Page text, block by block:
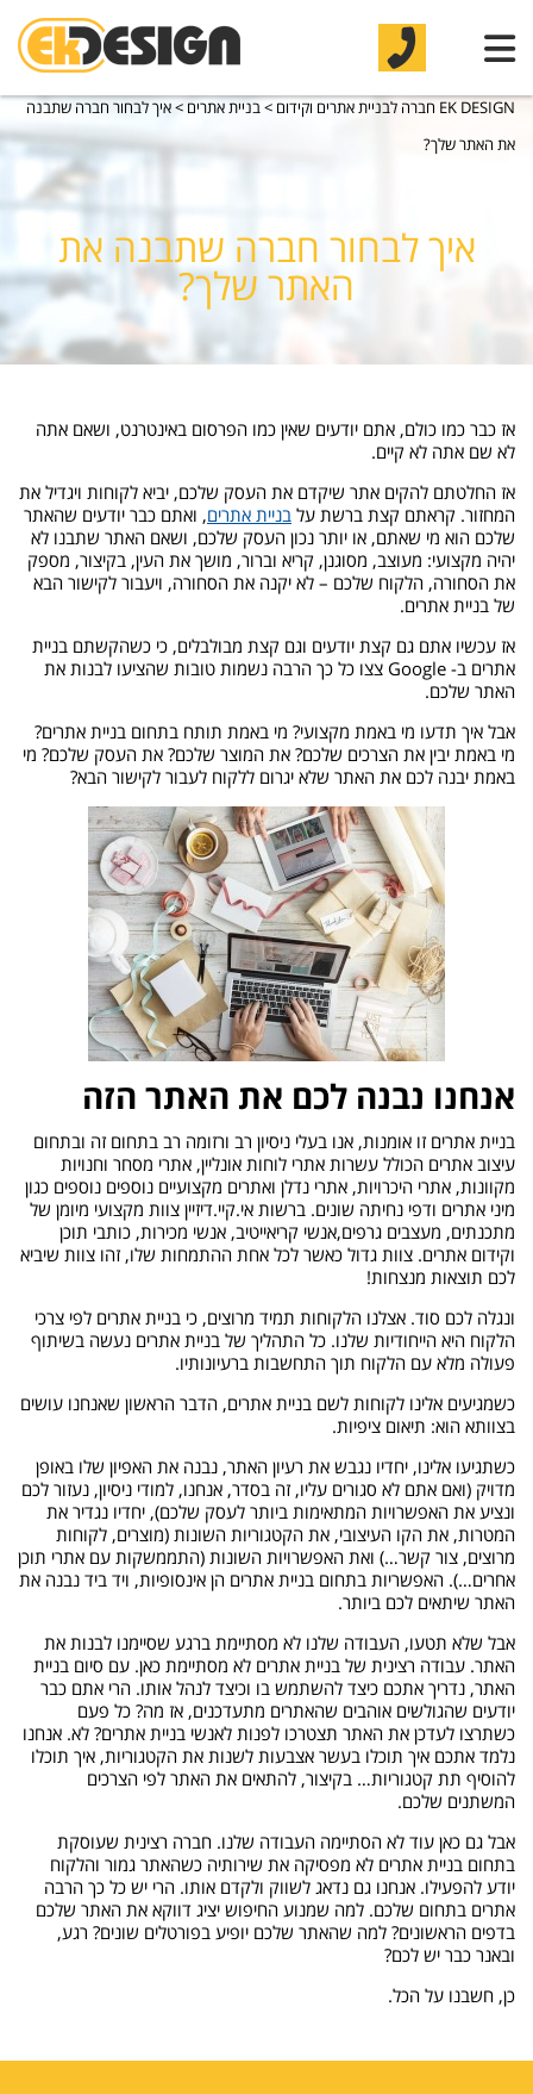
EK DESIGN חברה לבניית אתרים וקידום >בניית אתרים >איך לבחור חברה שתבנה
את האתר שלך?
איך לבחור חברה שתבנה את
האתר שלך?
אז כבר כמו כולם, אתם יודעים שאין כמו הפרסום באינטרנט, ושאם אתה
לא שם אתה לא קיים.
אז החלטתם להקים אתר שיקדם את העסק שלכם, יביא לקוחות ויגדיל את
המחזור. קראתם קצת ברשת על בניית אתרים, ואתם כבר יודעים שהאתר
שלכם הוא מי שאתם, או יותר נכון העסק שלכם, ושאם האתר שתבנו לא
יהיה מקצועי: מעוצב, מסוגנן, קריא וברור, מושך את העין, בקיצור, מספק
את הסחורה, הלקוח שלכם – לא יקנה את הסחורה, ויעבור לקישור הבא
של בניית אתרים.
אז עכשיו אתם גם קצת יודעים וגם קצת מבולבלים, כי כשהקשתם בניית
אתרים ב- Google צצו כל כך הרבה נשמות טובות שהציעו לבנות את
האתר שלכם.
אבל איך תדעו מי באמת מקצועי? מי באמת תותח בתחום בניית אתרים?
מי באמת יבין את הצרכים שלכם? את המוצר שלכם? את העסק שלכם? מי
באמת יבנה לכם את האתר שלא יגרום ללקוח לעבור לקישור הבא?
אנחנו נבנה לכם את האתר הזה
בניית אתרים זו אומנות, אנו בעלי ניסיון רב ורזומה רב בתחום זה ובתחום
עיצוב אתרים הכולל עשרות אתרי לוחות אונליין, אתרי מסחר וחנויות
מקוונות, אתרי היכרויות, אתרי נדלן ואתרים מקצועיים נוספים נוספים כגון
מיני אתרים ודפי נחיתה שונים. ברשות אי.קיי.דיזיין צוות מקצועי מיומן של
מתכנתים, מעצבים גרפים,אנשי קריאייטיב, אנשי מכירות, כותבי תוכן
וקידום אתרים. צוות גדול כאשר לכל אחת ההתמחות שלו, זהו צוות שיביא
לכם תוצאות מנצחות!
ונגלה לכם סוד. אצלנו הלקוחות תמיד מרוצים, כי בניית אתרים לפי צרכי
הלקוח היא הייחודיות שלנו. כל התהליך של בניית אתרים נעשה בשיתוף
פעולה מלא עם הלקוח תוך התחשבות ברעיונותיו.
כשמגיעים אלינו לקוחות לשם בניית אתרים, הדבר הראשון שאנחנו עושים
בצוותא הוא: תיאום ציפיות.
כשתגיעו אלינו, יחדיו נגבש את רעיון האתר, נבנה את האפיון שלו באופן
מדויק (ואם אתם לא סגורים עליו, זה בסדר, אנחנו, למודי ניסיון, נעזור לכם
ונציע את האפשרויות המתאימות ביותר לעסק שלכם), יחדיו נגדיר את
המטרות, את הקו העיצובי, את הקטגוריות השונות (מוצרים, לקוחות
מרוצים, צור קשר…) ואת האפשרויות השונות (התממשקות עם אתרי תוכן
אחרים…). האפשריות בתחום בניית אתרים הן אינסופיות, ויד ביד נבנה את
האתר שיתאים לכם ביותר.
אבל שלא תטעו, העבודה שלנו לא מסתיימת ברגע שסיימנו לבנות את
האתר. עבודה רצינית של בניית אתרים לא מסתיימת כאן. עם סיום בניית
האתר, נדריך אתכם כיצד להשתמש בו וכיצד לנהל אותו. הרי אתם כבר
יודעים שהגולשים אוהבים שהאתרים מתעדכנים, אז מה? כל פעם
כשתרצו לעדכן את האתר תצטרכו לפנות לאנשי בניית אתרים? לא. אנחנו
נלמד אתכם איך תוכלו בעשר אצבעות לשנות את הקטגוריות, איך תוכלו
להוסיף תת קטגוריות… בקיצור, להתאים את האתר לפי הצרכים
המשתנים שלכם.
אבל גם כאן עוד לא הסתיימה העבודה שלנו. חברה רצינית שעוסקת
בתחום בניית אתרים לא מפסיקה את שירותיה כשהאתר גמור והלקוח
יודע להפעילו. אנחנו גם נדאג לשווק ולקדם אותו. הרי יש כל כך הרבה
אתרים בתחום שלכם. למה שמנוע החיפוש יציג דווקא את האתר שלכם
בדפים הראשונים? למה שהאתר שלכם יופיע בפורטלים שונים? רגע,
ובאנר כבר יש לכם?
כן, חשבנו על הכל.